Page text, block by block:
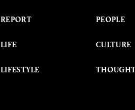
REPORT
LIFE
LIFESTYLE
PEOPLE
CULTURE